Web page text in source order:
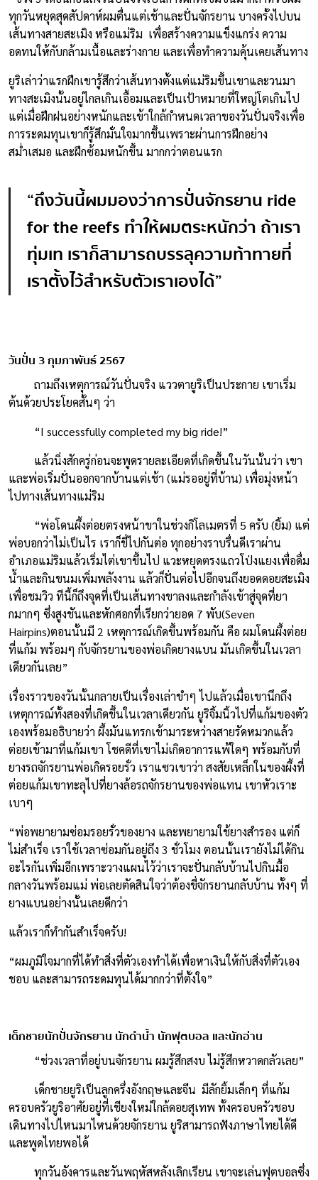
ทุกวันหยุดสุดสัปดาห์ผมตื่นแต่เช้าและปั่นจักรยาน บางครั้งไปบน
เส้นทางสายสะเมิง หรือแม่ริม เพื่อสร้างความแข็งแกร่ง ความ
อดทนให้กับกล้ามเนื้อและร่างกาย และเพื่อทำความคุ้นเคยเส้นทาง
ยูริเล่าว่าแรกฝึกเขารู้สึกว่าเส้นทางตั้งแต่แม่ริมขึ้นเขาและวนมา
ทางสะเมิงนั้นอยู่ไกลเกินเอื้อมและเป็นเป้าหมายที่ใหญ่โตเกินไป
แต่เมื่อฝึกฝนอย่างหนักและเข้าใกล้กำหนดเวลาของวันปั่นจริงเพื่อ
การระดมทุนเขาก็รู้สึกมั่นใจมากขึ้นเพราะผ่านการฝึกอย่าง
สม่ำเสมอ และฝึกซ้อมหนักขึ้น มากกว่าตอนแรก
“ถึงวันนี้ผมมองว่าการปั่นจักรยาน ride
for the reefs ทำให้ผมตระหนักว่า ถ้าเรา
ทุ่มเท เราก็สามารถบรรลุความท้าทายที่
เราตั้งไว้สำหรับตัวเราเองได้”
วันปั่น 3 กุมภาพันธ์ 2567
ถามถึงเหตุการณ์วันปั่นจริง แววตายูริเป็นประกาย เขาเริ่ม
ต้นด้วยประโยคสั้นๆ ว่า
“I successfully completed my big ride!”
แล้วนิ่งสักครู่ก่อนจะพูดรายละเอียดที่เกิดขึ้นในวันนั้นว่า เขา
และพ่อเริ่มปั่นออกจากบ้านแต่เช้า (แม่รออยู่ที่บ้าน) เพื่อมุ่งหน้า
ไปทางเส้นทางแม่ริม
“พ่อโดนผึ้งต่อยตรงหน้าขาในช่วงกิโลเมตรที่ 5 ครับ (ยิ้ม) แต่
พ่อบอกว่าไม่เป็นไร เราก็ขี่ไปกันต่อ ทุกอย่างราบรื่นดีเราผ่าน
อำเภอแม่ริมแล้วเริ่มไต่เขาขึ้นไป แวะหยุดตรงแถวโป่งแยงเพื่อดื่ม
น้ำและกินขนมเพิ่มพลังงาน แล้วก็ปั่นต่อไปอีกจนถึงยอดดอยสะเมิง
เพื่อชมวิว ทีนี้ก็ถึงจุดที่เป็นเส้นทางขาลงและกำลังเข้าสู่จุดที่ยา
กมากๆ ซึ่งสูงชันและหักศอกที่เรียกว่ายอด 7 พับ(Seven
Hairpins)ตอนนั้นมี 2 เหตุการณ์เกิดขึ้นพร้อมกัน คือ ผมโดนผึ้งต่อย
ที่แก้ม พร้อมๆ กับจักรยานของพ่อเกิดยางแบน มันเกิดขึ้นในเวลา
เดียวกันเลย”
เรื่องราวของวันนั้นกลายเป็นเรื่องเล่าขำๆ ไปแล้วเมื่อเขานึกถึง
เหตุการณ์ทั้งสองที่เกิดขึ้นในเวลาเดียวกัน ยูริจิ้มนิ้วไปที่แก้มของตัว
เองพร้อมอธิบายว่า ผึ้งมันแทรกเข้ามาระหว่างสายรัดหมวกแล้ว
ต่อยเข้ามาที่แก้มเขา โชคดีที่เขาไม่เกิดอาการแพ้ใดๆ พร้อมกับที่
ยางรถจักรยานพ่อเกิดรอยรั่ว เราแซวเขาว่า สงสัยเหล็กในของผึ้งที่
ต่อยแก้มเขาทะลุไปที่ยางล้อรถจักรยานของพ่อแทน เขาหัวเราะ
เบาๆ
“พ่อพยายามซ่อมรอยรั่วของยาง และพยายามใช้ยางสำรอง แต่ก็
ไม่สำเร็จ เราใช้เวลาซ่อมกันอยู่ถึง 3 ชั่วโมง ตอนนั้นเรายังไม่ได้กิน
อะไรกันเพิ่มอีกเพราะวางแผนไว้ว่าเราจะปั่นกลับบ้านไปกินมื้อ
กลางวันพร้อมแม่ พ่อเลยตัดสินใจว่าต้องขี่จักรยานกลับบ้าน ทั้งๆ ที่
ยางแบนอย่างนั้นเลยดีกว่า
แล้วเราก็ทำกันสำเร็จครับ!
“ผมภูมิใจมากที่ได้ทำสิ่งที่ตัวเองทำได้เพื่อหาเงินให้กับสิ่งที่ตัวเอง
ชอบ และสามารถระดมทุนได้มากกว่าที่ตั้งใจ”
เด็กชายนักปั่นจักรยาน นักดำน้ำ นักฟุตบอล และนักอ่าน
“ช่วงเวลาที่อยู่บนจักรยาน ผมรู้สึกสงบ ไม่รู้สึกหวาดกลัวเลย”
เด็กชายยูริเป็นลูกครึ่งอังกฤษและจีน มีลักยิ้มเล็กๆ ที่แก้ม
ครอบครัวยูริอาศัยอยู่ที่เชียงใหม่ใกล้ดอยสุเทพ ทั้งครอบครัวชอบ
เดินทางไปไหนมาไหนด้วยจักรยาน ยูริสามารถฟังภาษาไทยได้ดี
และพูดไทยพอได้
ทุกวันอังคารและวันพฤหัสหลังเลิกเรียน เขาจะเล่นฟุตบอลซึ่ง